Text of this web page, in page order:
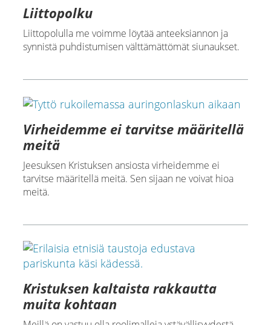
Liittopolku
Liittopolulla me voimme löytää anteeksiannon ja
synnistä puhdistumisen välttämättömät siunaukset.
Virheidemme ei tarvitse määritellä
meitä
Jeesuksen Kristuksen ansiosta virheidemme ei
tarvitse määritellä meitä. Sen sijaan ne voivat hioa
meitä.
Kristuksen kaltaista rakkautta
muita kohtaan